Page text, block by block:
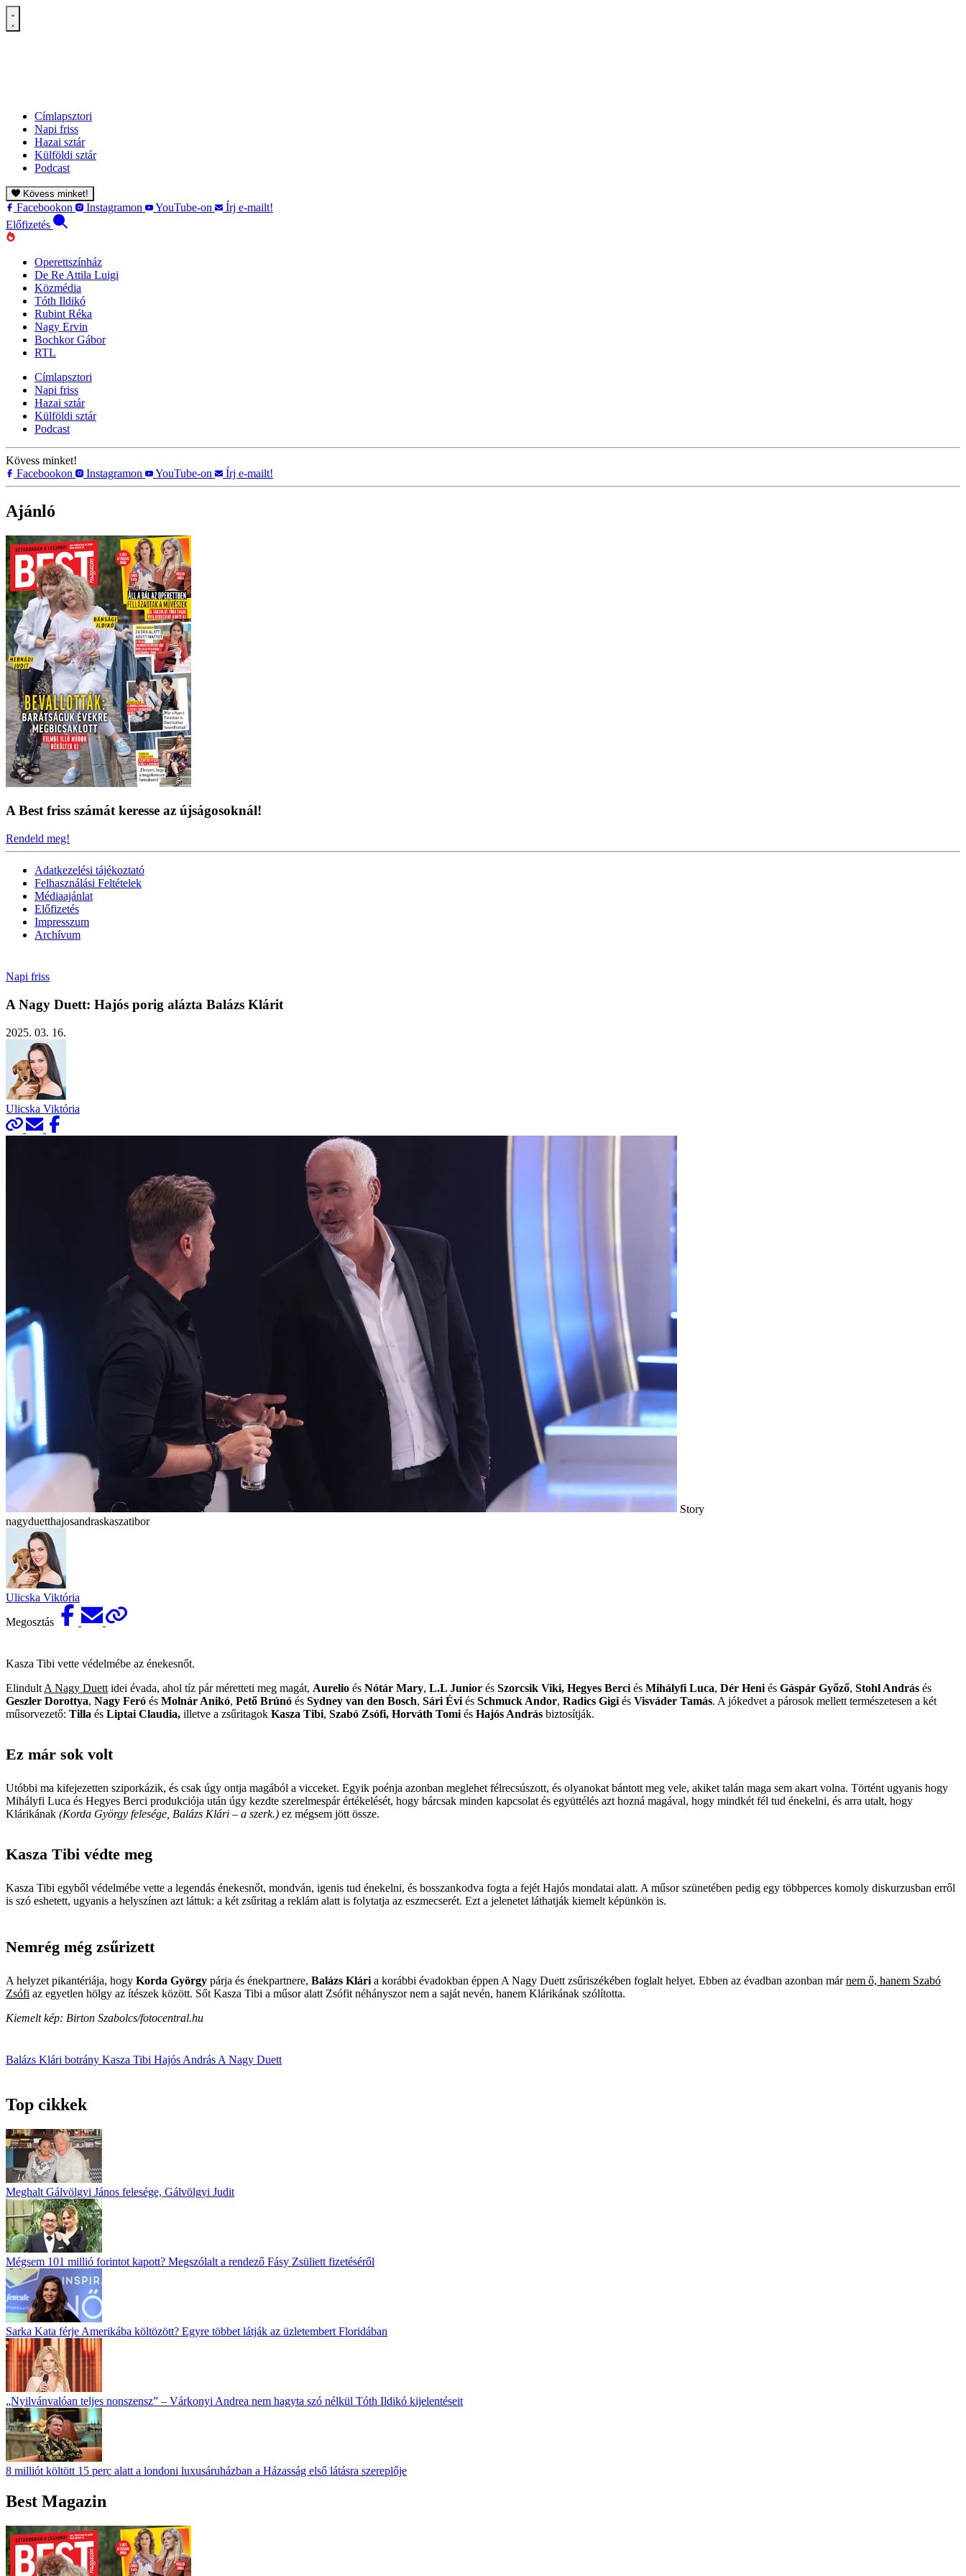
Címlapsztori
Napi friss
Hazai sztár
Külföldi sztár
Podcast
Kövess minket!
Facebookon Instagramon YouTube-on
Írj e-mailt!
Előfizetés
Operettszínház
De Re Attila Luigi
Közmédia
Tóth Ildikó
Rubint Réka
Nagy Ervin
Bochkor Gábor
RTL
Címlapsztori
Napi friss
Hazai sztár
Külföldi sztár
Podcast
Kövess minket!
Facebookon
Instagramon YouTube-on Írj e-mailt!
Ajánló
A Best friss számát keresse az újságosoknál!
Rendeld meg!
Adatkezelési tájékoztató
Felhasználási Feltételek
Médiaajánlat
Előfizetés
Impresszum
Archívum
Napi friss
A Nagy Duett: Hajós porig alázta Balázs Klárit
2025. 03. 16.
Ulicska Viktória
Story
nagyduetthajosandraskaszatibor
Ulicska Viktória
Megosztás
Kasza Tibi vette védelmébe az énekesnőt.
Elindult A Nagy Duett idei évada, ahol tíz pár méretteti meg magát, Aurelio és Nótár Mary, L.L Junior és Szorcsik Viki, Hegyes Berci és Mihályfi Luca, Dér Heni és Gáspár Győző, Stohl András és
Geszler Dorottya, Nagy Feró és Molnár Anikó, Pető Brúnó és Sydney van den Bosch, Sári Évi és Schmuck Andor, Radics Gigi és Visváder Tamás. A jókedvet a párosok mellett természetesen a két
műsorvezető: Tilla és Liptai Claudia, illetve a zsűritagok Kasza Tibi, Szabó Zsófi, Horváth Tomi és Hajós András biztosítják.
Ez már sok volt
Utóbbi ma kifejezetten sziporkázik, és csak úgy ontja magából a vicceket. Egyik poénja azonban meglehet félrecsúszott, és olyanokat bántott meg vele, akiket talán maga sem akart volna. Történt ugyanis hogy
Mihályfi Luca és Hegyes Berci produkciója után úgy kezdte szerelmespár értékelését, hogy bárcsak minden kapcsolat és együttélés azt hozná magával, hogy mindkét fél tud énekelni, és arra utalt, hogy
Klárikának (Korda György felesége, Balázs Klári – a szerk.) ez mégsem jött össze.
Kasza Tibi védte meg
Kasza Tibi egyből védelmébe vette a legendás énekesnőt, mondván, igenis tud énekelni, és bosszankodva fogta a fejét Hajós mondatai alatt. A műsor szünetében pedig egy többperces komoly diskurzusban erről
is szó eshetett, ugyanis a helyszínen azt láttuk: a két zsűritag a reklám alatt is folytatja az eszmecserét. Ezt a jelenetet láthatják kiemelt képünkön is.
Nemrég még zsűrizett
A helyzet pikantériája, hogy Korda György párja és énekpartnere, Balázs Klári a korábbi évadokban éppen A Nagy Duett zsűriszékében foglalt helyet. Ebben az évadban azonban márnem ő, hanem Szabó
Zsófi az egyetlen hölgy az ítészek között. Sőt Kasza Tibi a műsor alatt Zsófit néhányszor nem a saját nevén, hanem Klárikának szólította.
Kiemelt kép: Birton Szabolcs/fotocentral.hu
Balázs Klári botrány Kasza Tibi Hajós András A Nagy Duett
Top cikkek
Meghalt Gálvölgyi János felesége, Gálvölgyi Judit
Mégsem 101 millió forintot kapott? Megszólalt a rendező Fásy Zsüliett fizetéséről
Sarka Kata férje Amerikába költözött? Egyre többet látják az üzletembert Floridában
„Nyilvánvalóan teljes nonszensz” – Várkonyi Andrea nem hagyta szó nélkül Tóth Ildikó kijelentéseit
8 milliót költött 15 perc alatt a londoni luxusáruházban a Házasság első látásra szereplője
Best Magazin